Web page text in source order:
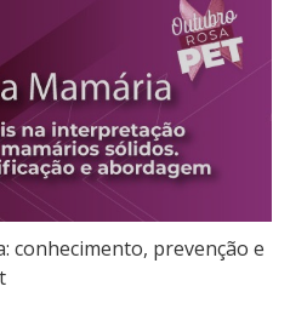
conhecimento, prevenção e